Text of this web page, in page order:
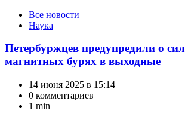
КатегорииВсе новости
Наука
Петербуржцев предупредили о
магнитных бурях в выходные
14 июня 2025 в 15:14
0 комментариев
1 min